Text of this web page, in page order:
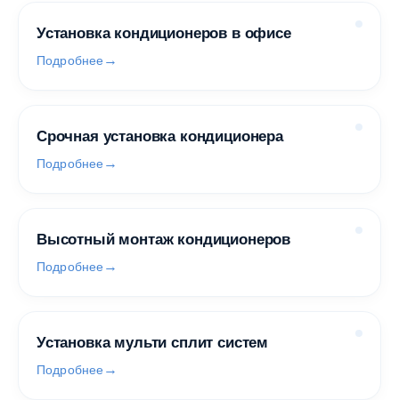
Установка кондиционеров в офисе
Подробнее
Срочная установка кондиционера
Подробнее
Высотный монтаж кондиционеров
Подробнее
Установка мульти сплит систем
Подробнее